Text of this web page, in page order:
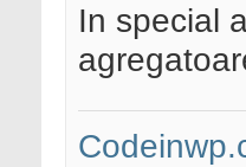
In special